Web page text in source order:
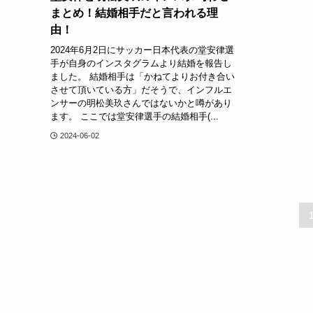
まとめ！結婚相手だと言われる理
由！
2024年6月2日にサッカー日本代表の堂安律選
手が自身のインスタグラムより結婚を報告し
ました。 結婚相手は「かねてよりお付き合い
させて頂いている方」だそうで、インフルエ
ンサーの明松美玖さんではないかと噂があり
ます。 ここでは堂安律選手の結婚相手(...
2024-06-02
1